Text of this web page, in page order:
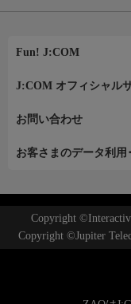
Fun! J:COM
J:COM オフィシャル
お問い合わせ
お客さまのデータ利用
Copyright
Copyright ©Jupiter